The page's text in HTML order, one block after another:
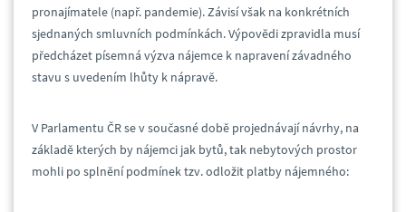
pronajímatele (např. pandemie). Závisí však na konkrétních
sjednaných smluvních podmínkách. Výpovědi zpravidla musí
předcházet písemná výzva nájemce k napravení závadného
stavu s uvedením lhůty k nápravě.
V Parlamentu ČR se v současné době projednávají návrhy, na
základě kterých by nájemci jak bytů, tak nebytových prostor
mohli po splnění podmínek tzv. odložit platby nájemného: